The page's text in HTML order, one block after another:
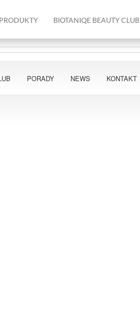
PRODUKTY BIOTANIQE BEAUTY CLUB
PORADY NEWS KONTAKT